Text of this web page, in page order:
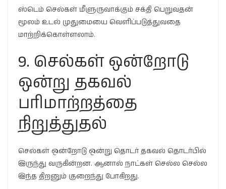
ஸ்டெம் செல்கள் மீளுருவாக்கும் சக்தி பெறுவதன்
மூலம் உடல் முதுமையை வெளிப்படுத்துவதை
மாற்றிக்கொள்ளலாம்.
9. செல்கள் ஒன்றோடு
ஒன்று தகவல்
பரிமாற்றத்தை
நிறுத்துதல்
செல்கள் ஒன்றோடு ஒன்று தொடர் தகவல் தொடர்பில்
இருந்து வருகின்றன. ஆனால் நாட்கள் செல்ல செல்ல
இந்த திறனும் குறைந்து போகிறது.